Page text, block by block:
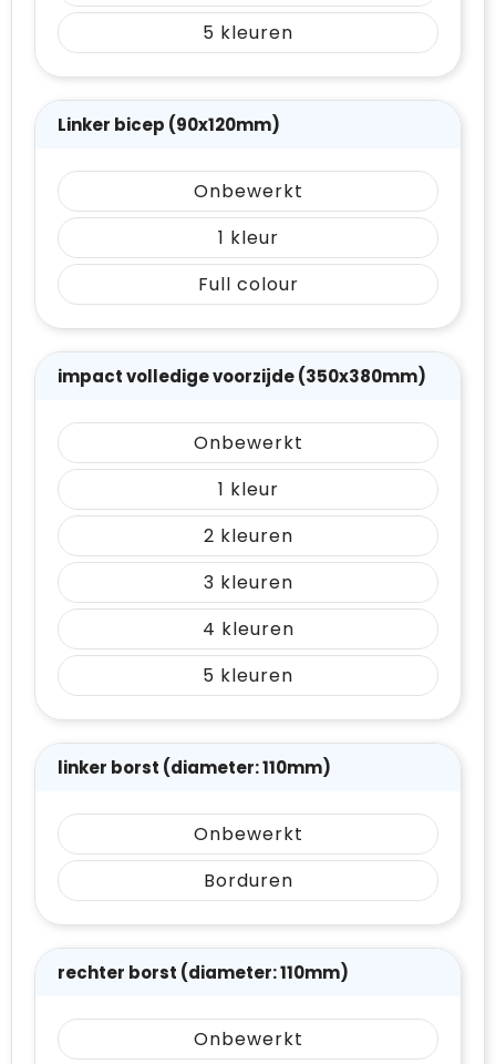
5
Linker bicep (90x120mm)
Onbewerkt
1
Full colour
impact volledige voorzijde (350x380mm)
Onbewerkt
1
2
3
4
5
linker borst (diameter: 110mm)
Onbewerkt
Borduren
rechter borst (diameter: 110mm)
Onbewerkt